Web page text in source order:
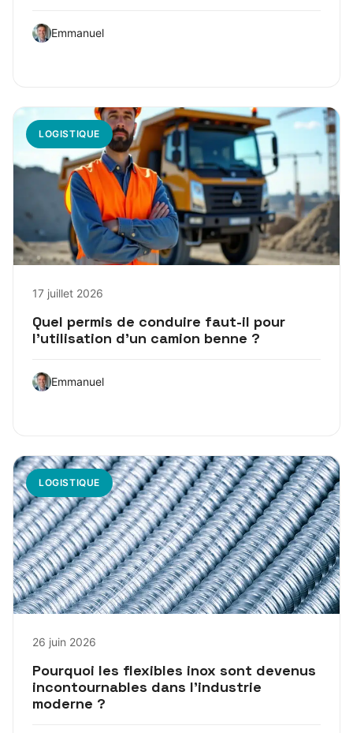
Emmanuel
LOGISTIQUE
17 juillet 2026
Quel permis de conduire faut-il pour
l’utilisation d’un camion benne ?
Emmanuel
LOGISTIQUE
26 juin 2026
Pourquoi les flexibles inox sont devenus
incontournables dans l’industrie
moderne ?